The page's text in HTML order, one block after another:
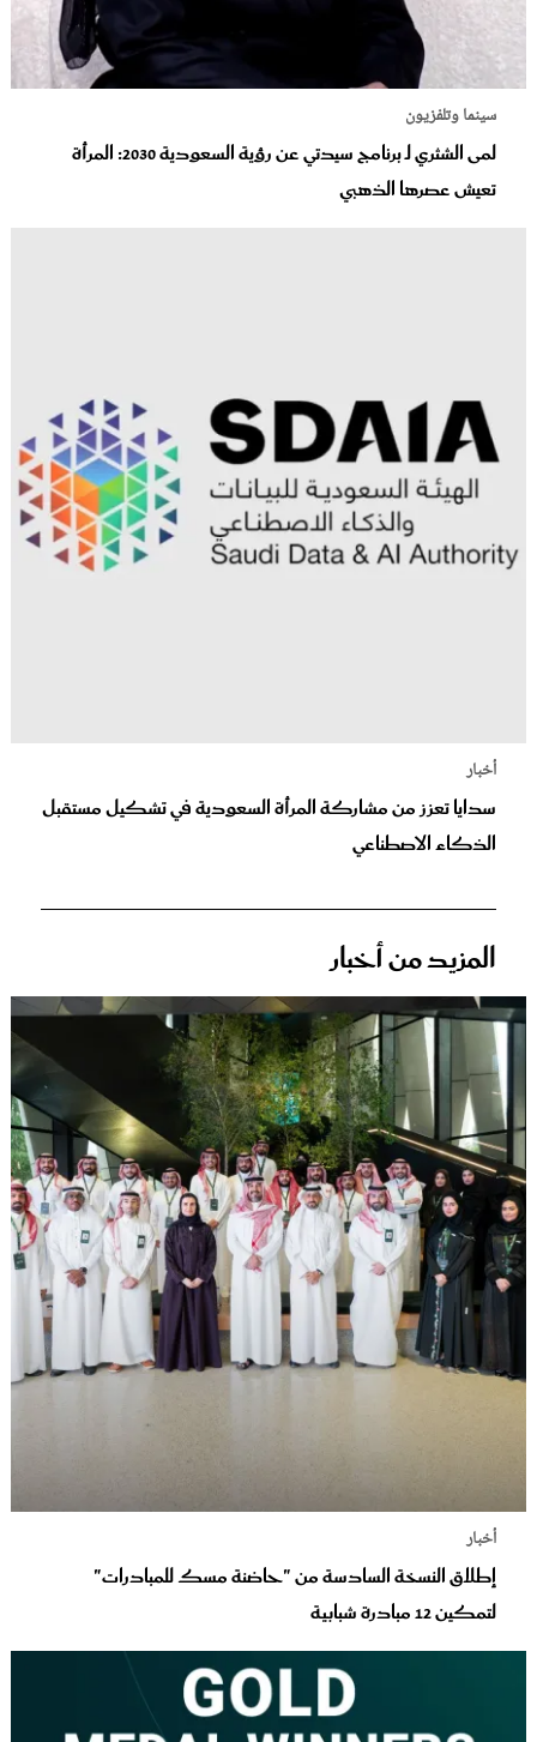
سينما وتلفزيون
لمى الشثري لـ برنامج سيدتي عن رؤية السعودية 2030: المرأة
تعيش عصرها الذهبي
أخبار
سدايا تعزز من مشاركة المرأة السعودية في تشكيل مستقبل
الذكاء الاصطناعي
المزيد من أخبار
أخبار
إطلاق النسخة السادسة من "حاضنة مسك للمبادرات"
لتمكين 12 مبادرة شبابية